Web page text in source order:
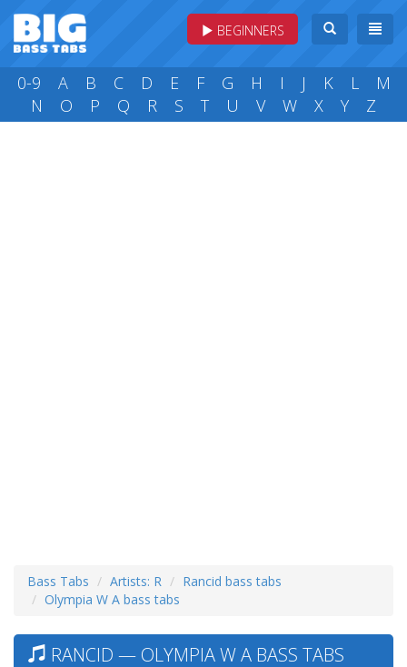
BEGINNERS
0-9 A B C D E F G H I J K L
M
N
O P Q R S T U V W X Y Z
Bass Tabs Artists: R
Rancid bass tabs
Olympia W A bass tabs
RANCID — OLYMPIA W A BASS TABS